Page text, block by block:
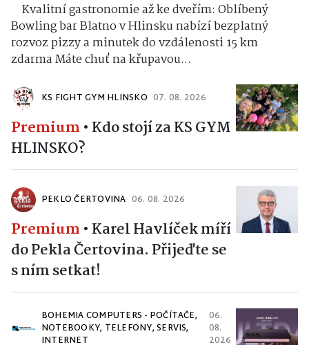
Kvalitní gastronomie až ke dveřím: Oblíbený
Bowling bar Blatno v Hlinsku nabízí bezplatný
rozvoz pizzy a minutek do vzdálenosti 15 km
zdarma Máte chuť na křupavou...
KS FIGHT GYM HLINSKO 07. 08. 2026
Premium • Kdo stojí za KS GYM
HLINSKO?
PEKLO ČERTOVINA 06. 08. 2026
Premium • Karel Havlíček míří
do Pekla Čertovina. Přijeďte se
s ním setkat!
BOHEMIA COMPUTERS - POČÍTAČE,
NOTEBOOKY, TELEFONY, SERVIS,
INTERNET
06.
08.
2026